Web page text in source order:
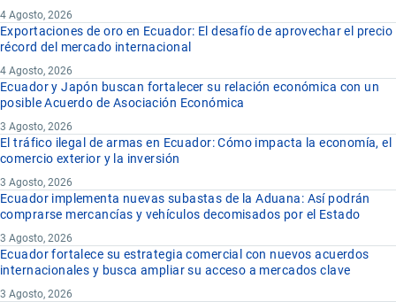
4 Agosto, 2026
Exportaciones de oro en Ecuador: El desafío de aprovechar el precio
récord del mercado internacional
4 Agosto, 2026
Ecuador y Japón buscan fortalecer su relación económica con un
posible Acuerdo de Asociación Económica
3 Agosto, 2026
El tráfico ilegal de armas en Ecuador: Cómo impacta la economía, el
comercio exterior y la inversión
3 Agosto, 2026
Ecuador implementa nuevas subastas de la Aduana: Así podrán
comprarse mercancías y vehículos decomisados por el Estado
3 Agosto, 2026
Ecuador fortalece su estrategia comercial con nuevos acuerdos
internacionales y busca ampliar su acceso a mercados clave
3 Agosto, 2026